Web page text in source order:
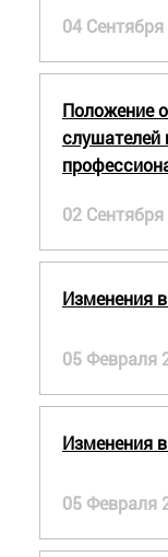
04
Положение
слушателей
02
Изменения
05 Февраля
Изменения
05 Февраля